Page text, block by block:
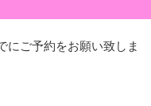
にご予約をお願い致しま